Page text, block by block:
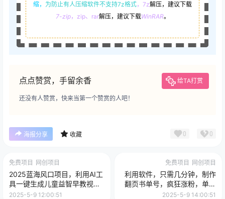
缩， 为防止有人压缩软件不支持7z格式，7z解压，建议下载
7-zip，zip、rar解压，建议下载WinRAR。
点点赞赏，手留余香 给TA打赏
还没有人赞赏，快来当第一个赞赏的人吧！
海报分享 收藏 0 0
免费项目 网创项目
2025蓝海风口项目，利用AI工
具一键生成儿童益智早教视
频，无脑操作小白秒上手，轻
2025-5-9 12:00:51
免费项目 网创项目
利用软件，只需几分钟，制作
翻页书单号，疯狂涨粉，单日
轻松变现500+
2025-5-9 14:00:51